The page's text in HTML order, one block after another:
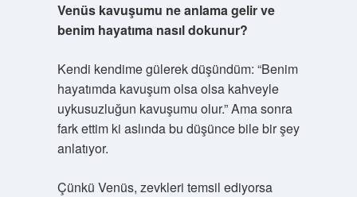
Venüs kavuşumu ne anlama gelir ve
benim hayatıma nasıl dokunur?
Kendi kendime gülerek düşündüm: “Benim
hayatımda kavuşum olsa olsa kahveyle
uykusuzluğun kavuşumu olur.” Ama sonra
fark ettim ki aslında bu düşünce bile bir şey
anlatıyor.
Çünkü Venüs, zevkleri temsil ediyorsa